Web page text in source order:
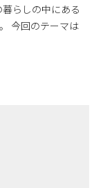
らしの中にある
今回のテーマは